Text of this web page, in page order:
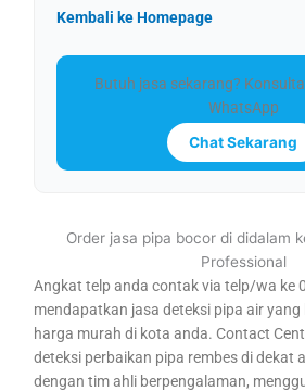
Kembali ke Homepage
Butuh jasa sekarang?
WhatsApp
Chat Sekarang
Order jasa pipa bocor di didalam
Professional
Angkat telp anda contak via telp/wa ke
mendapatkan jasa deteksi pipa air
harga murah di kota anda. Contact
deteksi perbaikan pipa rembes di dekat
dengan tim ahli berpengalaman,